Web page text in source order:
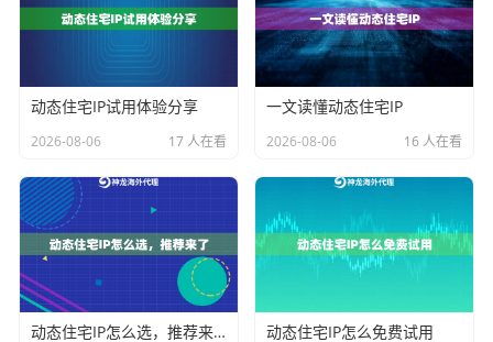
模式二：企业级动态住宅IP——为全球化、高
纯净度业务定制
企业级套餐在计费上通常采用“ 按需定制，规模计价
路。它不像不限量套餐那样完全“敞开”，但提供了更广泛
的全球覆盖（200+国家/地区）和规模更大的动态住宅IP
池，专为满足企业级业务对资源稳定性、纯净度和地域
精准性的高要求而设计。
该模式每日提供海量实时去重IP，保证了IP的纯净度，能
显著提高广告验证、账号管理、金融数据采集等业务的
动态住宅IP试用体验分享
2026-08-06 17 人在看
一文读懂动态住宅IP
2026-08-06 16 人在看
动态住宅IP怎么选，推荐来了 动态住宅IP怎么免费试用